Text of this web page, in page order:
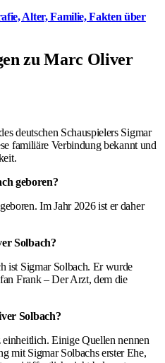
Alter, Familie, Fakten über
zu Marc Oliver
deutschen Schauspielers Sigmar
familiäre Verbindung bekannt und
geboren?
Im Jahr 2026 ist er daher
Solbach?
ist Sigmar Solbach. Er wurde
Frank – Der Arzt, dem die
Solbach?
Einige Quellen nennen
mit Sigmar Solbachs erster Ehe,